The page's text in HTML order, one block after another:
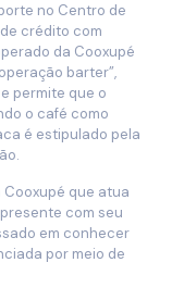
no Centro de
crédito com
da Cooxupé
barter”,
permite que o
o café como
é estipulado pela
Cooxupé que atua
com seu
em conhecer
por meio de